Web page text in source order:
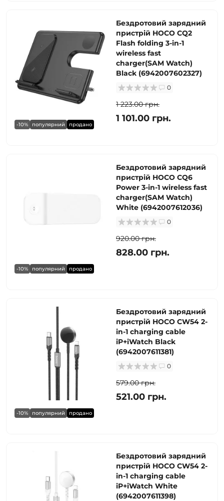
-10% популярний продано
Бездротовий зарядний
пристрій HOCO CQ2
Flash folding 3-in-1
wireless fast
charger(SAM Watch)
Black (6942007602327)
0
1 223.00 грн.
1 101.00 грн.
-10% популярний продано
Бездротовий зарядний
пристрій HOCO CQ6
Power 3-in-1 wireless fast
charger(SAM Watch)
White (6942007612036)
0
920.00 грн.
828.00 грн.
-10% популярний продано
Бездротовий зарядний
пристрій HOCO CW54 2-
in-1 charging cable
iP+iWatch Black
(6942007611381)
0
579.00 грн.
521.00 грн.
Бездротовий зарядний
пристрій HOCO CW54 2-
in-1 charging cable
iP+iWatch White
(6942007611398)